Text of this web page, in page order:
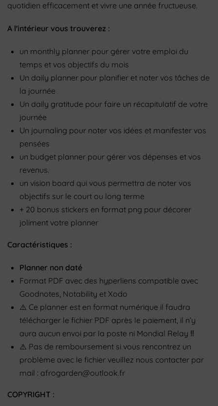
quotidien efficacement et vivre une année fructueuse.
A l'intérieur vous trouverez :
un monthly planner pour gérer votre emploi du
temps et vos objectifs du mois
Un daily planner pour planifier et noter vos tâches de
la journée
Un daily gratitude pour faire un récapitulatif de votre
journée
Un journaling pour noter vos idées et manifester vos
pensées
un budget planner pour gérer vos dépenses et vos
revenus.
un vision board qui vous permettra de noter vos
objectifs sur le court ou long terme
+ 20 bonus stickers en format png pour décorer
joliment votre planner
Caractéristiques :
Planner non daté
Format PDF avec des hyperliens compatible avec
Goodnotes, Notability et Xodo
⚠️ Ce planner est en format numérique il faudra
télécharger le fichier PDF après le paiement, il n’y
aura aucun envoi par la poste ni Mondial Relay ‼️
⚠️ Pas de remboursement si vous rencontrez un
problème avec le fichier veuillez nous contacter par
mail : afrogarden@outlook.fr
COPYRIGHT :